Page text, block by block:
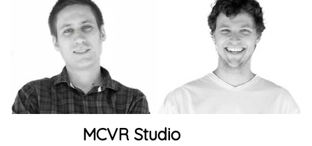
MCVR Studio